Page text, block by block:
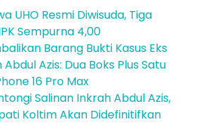
UHO Resmi Diwisuda, Tiga
Sempurna 4,00
Barang Bukti Kasus Eks
Azis: Dua Boks Plus Satu
16 Pro Max
Salinan Inkrah Abdul Azis,
Koltim Akan Didefinitifkan